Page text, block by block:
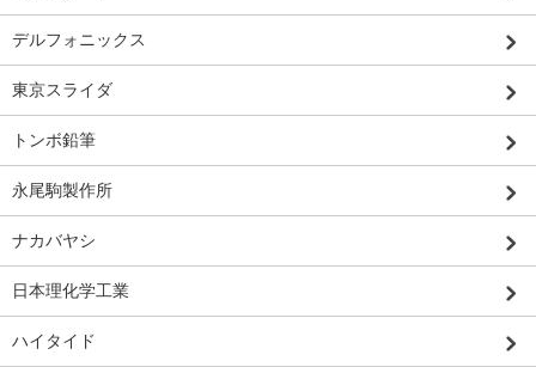
デルフォニックス
東京スライダ
トンボ鉛筆
永尾駒製作所
ナカバヤシ
日本理化学工業
ハイタイド